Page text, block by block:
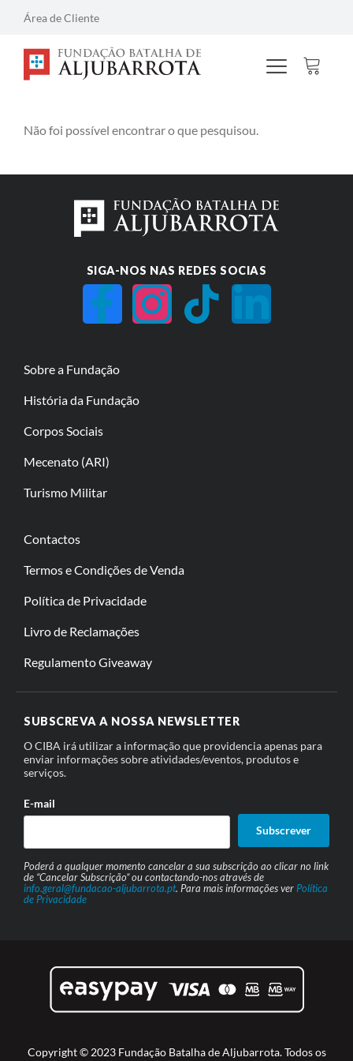
Área de Cliente
Não foi possível encontrar o que pesquisou.
SIGA-NOS NAS REDES SOCIAS
Sobre a Fundação
História da Fundação
Corpos Sociais
Mecenato (ARI)
Turismo Militar
Contactos
Termos e Condições de Venda
Política de Privacidade
Livro de Reclamações
Regulamento Giveaway
SUBSCREVA A NOSSA NEWSLETTER
O CIBA irá utilizar a informação que providencia apenas para
enviar informações sobre atividades/eventos, produtos e
serviços.
E-mail
Subscrever
Poderá a qualquer momento cancelar a sua subscrição ao clicar no link
de “Cancelar Subscrição” ou contactando-nos através de
info.geral@fundacao-aljubarrota.pt. Para mais informações verPolítica
de Privacidade
Copyright © 2023 Fundação Batalha de Aljubarrota. Todos os